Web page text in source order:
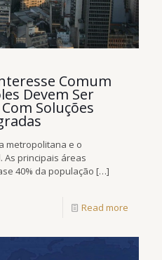
Comum
Devem Ser
Soluções
metropolitana e o
As principais áreas
40% da população […]
Read more